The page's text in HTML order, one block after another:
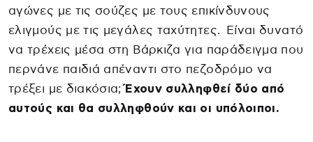
αγώνες με τις σούζες με τους επικίνδυνους
ελιγμούς με τις μεγάλες ταχύτητες. Είναι δυνατό
να τρέχεις μέσα στη Βάρκιζα για παράδειγμα που
περνάνε παιδιά απέναντι στο πεζοδρόμο να
τρέξει με διακόσια;Έχουν συλληφθεί δύο από
αυτούς και θα συλληφθούν και οι υπόλοιποι.